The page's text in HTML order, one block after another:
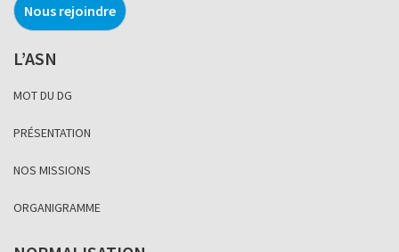
Nous rejoindre
L’ASN
MOT DU DG
PRÉSENTATION
NOS MISSIONS
ORGANIGRAMME